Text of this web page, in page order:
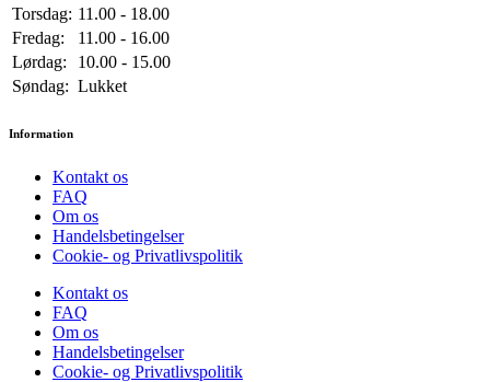
Torsdag: 11.00 - 18.00
Fredag:
11.00 - 16.00
Lørdag:
10.00 - 15.00
Søndag: Lukket
Information
Kontakt os
FAQ
Om os
Handelsbetingelser
Cookie- og Privatlivspolitik
Kontakt os
FAQ
Om os
Handelsbetingelser
Cookie- og Privatlivspolitik